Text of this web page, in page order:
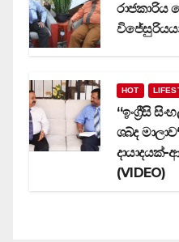
රාජකාරිය
HOT
‘‘ඉංග්‍රීසි
ශබ්ද
දායාදයක්-
(VIDEO)